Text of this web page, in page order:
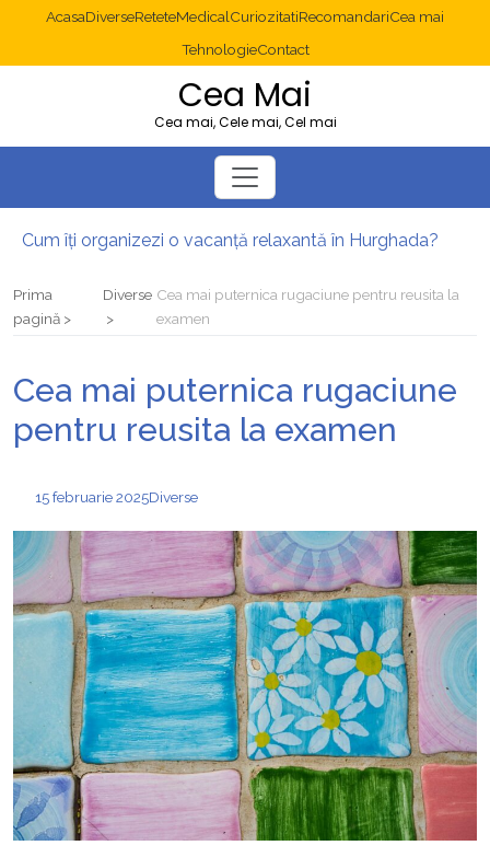
AcasaDiverseReteteMedicalCuriozitatiRecomandariCea mai
TehnologieContact
Cea Mai
Cea mai, Cele mai, Cel mai
Cum îți organizezi o vacanță relaxantă în Hurghada?
Multisite WordPress și Mastodon: cum gestionezi mai multe site-uri
Prima
pagină
Diverse Cea mai puternica rugaciune pentru reusita la
examen
Cea mai puternica rugaciune
pentru reusita la examen
15 februarie 2025Diverse